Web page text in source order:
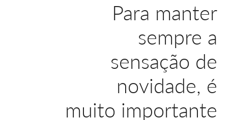
Para manter
sempre a
sensação de
novidade, é
muito importante